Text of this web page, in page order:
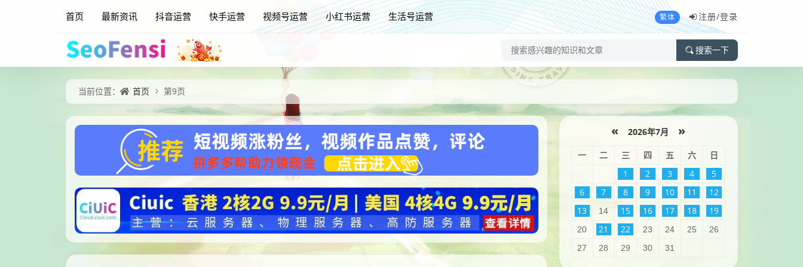
首页 最新资讯 抖音运营 快手运营 视频号运营 小红书运营 生活号运营 繁体 注册/登录
搜索一下
当前位置： 首页 第9页
« 2026年7月 »
一 二 三 四 五 六 日
1 2 3 4
5
6
7 8 9 10 11
12
13
14 15 16 17 18 19
20 21 22 23 24 25
26
27
28 29 30 31